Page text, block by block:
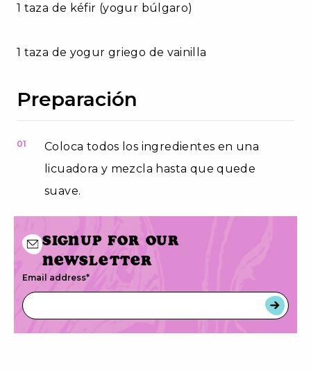
1 taza de kéfir (yogur búlgaro)
1 taza de yogur griego de vainilla
Preparación
01
Coloca todos los ingredientes en una
licuadora y mezcla hasta que quede
suave.
Signup for our
newsletter
Email address*